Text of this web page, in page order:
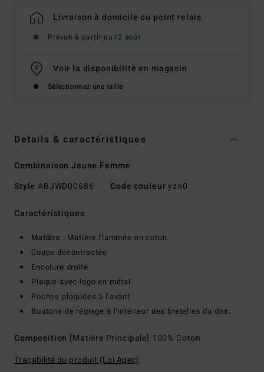
Livraison à domicile ou point relais
Prévue à partir du12 août
Voir la disponibilité en magasin
Sélectionnez une taille
Details & caractéristiques
Combinaison Jaune Femme
Style ABJWD00686 Code couleuryzn0
Caractéristiques
Matière : Matière flammée en coton
Coupe décontractée
Encolure droite
Plaque avec logo en métal
Poches plaquées à l'avant
Boutons de réglage à l'intérieur des bretelles du dos.
Composition [Matière Principale] 100% Coton
Traçabilité du produit (Loi Agec)